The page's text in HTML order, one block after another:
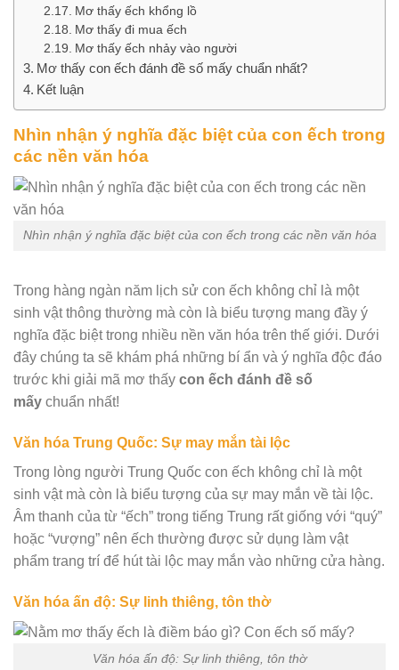
Mơ thấy ếch khổng lồ
Mơ thấy đi mua ếch
Mơ thấy ếch nhảy vào người
Mơ thấy con ếch đánh đề số mấy chuẩn nhất?
Kết luận
Nhìn nhận ý nghĩa đặc biệt của con ếch trong
các nền văn hóa
Nhìn nhận ý nghĩa đặc biệt của con ếch trong các nền văn hóa
Trong hàng ngàn năm lịch sử con ếch không chỉ là một
sinh vật thông thường mà còn là biểu tượng mang đầy ý
nghĩa đặc biệt trong nhiều nền văn hóa trên thế giới. Dưới
đây chúng ta sẽ khám phá những bí ẩn và ý nghĩa độc đáo
trước khi giải mã mơ thấy con ếch đánh đề số
mấy chuẩn nhất!
Văn hóa Trung Quốc: Sự may mắn tài lộc
Trong lòng người Trung Quốc con ếch không chỉ là một
sinh vật mà còn là biểu tượng của sự may mắn về tài lộc.
Âm thanh của từ “ếch” trong tiếng Trung rất giống với “quý”
hoặc “vượng” nên ếch thường được sử dụng làm vật
phẩm trang trí để hút tài lộc may mắn vào những cửa hàng.
Văn hóa ấn độ: Sự linh thiêng, tôn thờ
Văn hóa ấn độ: Sự linh thiêng, tôn thờ